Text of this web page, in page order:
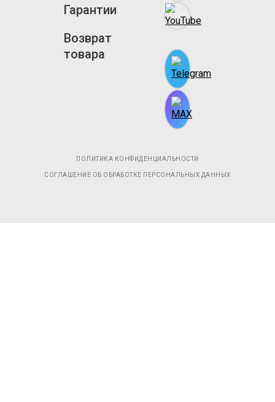
Гарантии
Возврат
товара
ПОЛИТИКА КОНФИДЕНЦИАЛЬНОСТИ
СОГЛАШЕНИЕ ОБ ОБРАБОТКЕ ПЕРСОНАЛЬНЫХ ДАННЫХ